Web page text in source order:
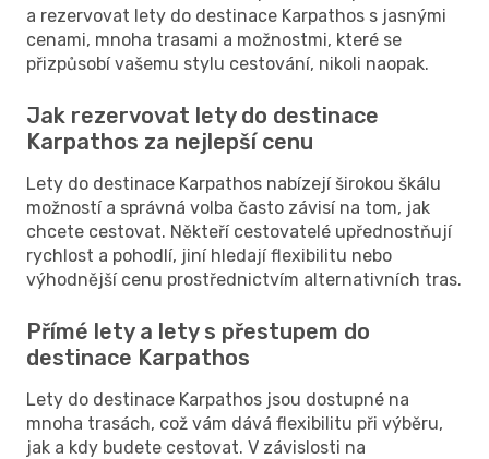
a rezervovat lety do destinace Karpathos s jasnými
cenami, mnoha trasami a možnostmi, které se
přizpůsobí vašemu stylu cestování, nikoli naopak.
Jak rezervovat lety do destinace
Karpathos za nejlepší cenu
Lety do destinace Karpathos nabízejí širokou škálu
možností a správná volba často závisí na tom, jak
chcete cestovat. Někteří cestovatelé upřednostňují
rychlost a pohodlí, jiní hledají flexibilitu nebo
výhodnější cenu prostřednictvím alternativních tras.
Přímé lety a lety s přestupem do
destinace Karpathos
Lety do destinace Karpathos jsou dostupné na
mnoha trasách, což vám dává flexibilitu při výběru,
jak a kdy budete cestovat. V závislosti na